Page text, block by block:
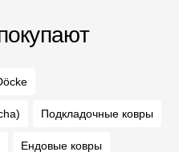
Подкладочные ковры
Ендовые ковры